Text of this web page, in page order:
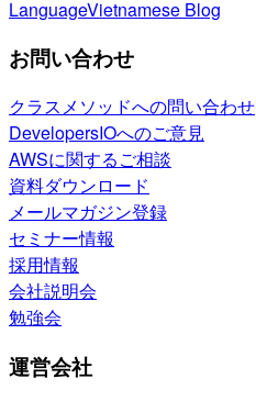
LanguageVietnamese Blog
お問い合わせ
クラスメソッドへの問い合わせ
DevelopersIOへのご意見
AWSに関するご相談
資料ダウンロード
メールマガジン登録
セミナー情報
採用情報
会社説明会
勉強会
運営会社